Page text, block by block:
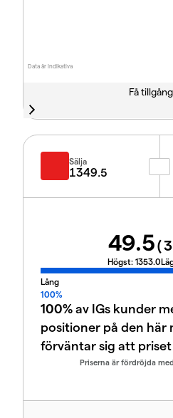
Data är indikativa
Få
Sälja
1349.5
49.5(
Högst: 1353.0
Lång
100%
100%av IGs kunder
positioner på den här
förväntar sig att priset
Priserna är fördröjda